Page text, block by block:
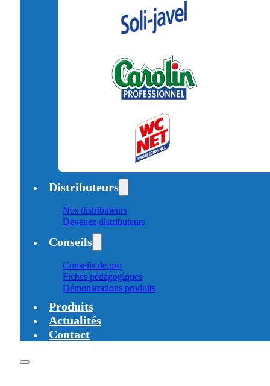
Distributeurs
Nos distributeurs
Devenez distributeurs
Conseils
Conseils de pro
Fiches pédagogiques
Démonstrations produits
Produits
Actualités
Contact